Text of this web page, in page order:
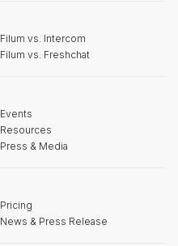
Filum vs. Intercom
Filum vs. Freshchat
Events
Resources
Press & Media
Pricing
News & Press Release